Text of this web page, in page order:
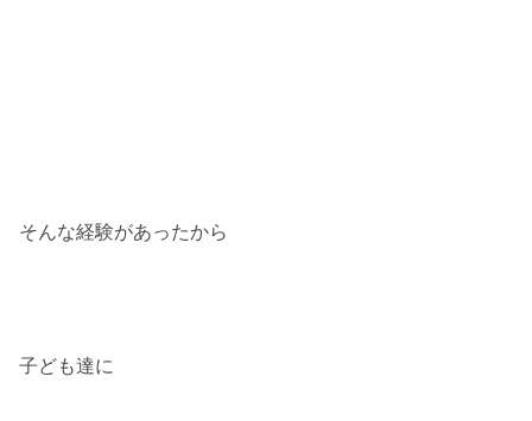
そんな経験があったから
子ども達に